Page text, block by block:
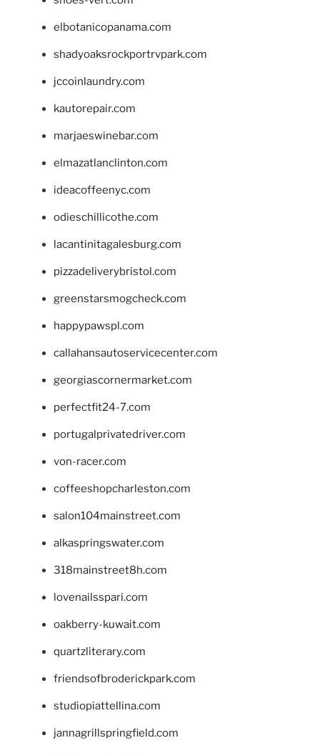
elbotanicopanama.com
shadyoaksrockportrvpark.com
jccoinlaundry.com
kautorepair.com
marjaeswinebar.com
elmazatlanclinton.com
ideacoffeenyc.com
odieschillicothe.com
lacantinitagalesburg.com
pizzadeliverybristol.com
greenstarsmogcheck.com
happypawspl.com
callahansautoservicecenter.com
georgiascornermarket.com
perfectfit24-7.com
portugalprivatedriver.com
von-racer.com
coffeeshopcharleston.com
salon104mainstreet.com
alkaspringswater.com
318mainstreet8h.com
lovenailsspari.com
oakberry-kuwait.com
quartzliterary.com
friendsofbroderickpark.com
studiopiattellina.com
jannagrillspringfield.com